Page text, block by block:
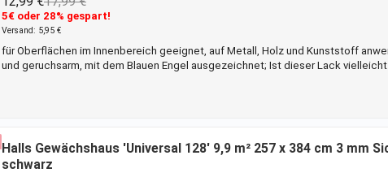
5€ oder 28% gespart!
Versand: 5,95 €
für Oberflächen im Innenbereich geeignet, auf Metall, Holz und Kunststoff
und geruchsarm, mit dem Blauen Engel ausgezeichnet; Ist dieser Lack
gutes Ergebnis zu erzielen, benötigst du nur 2 Anstriche. So schafft das
Halls Gewächshaus 'Universal 128' 9,9 m² 257 x 384 cm 3 mm
schwarz